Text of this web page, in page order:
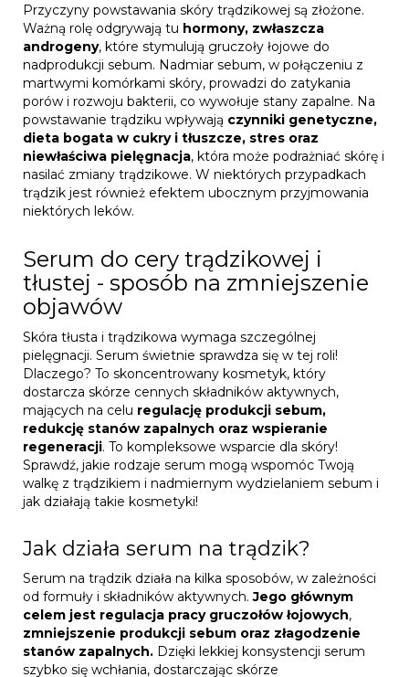
Przyczyny powstawania skóry trądzikowej są złożone.
Ważną rolę odgrywają tu hormony, zwłaszcza
androgeny, które stymulują gruczoły łojowe do
nadprodukcji sebum. Nadmiar sebum, w połączeniu z
martwymi komórkami skóry, prowadzi do zatykania
porów i rozwoju bakterii, co wywołuje stany zapalne. Na
powstawanie trądziku wpływają czynniki genetyczne,
dieta bogata w cukry i tłuszcze, stres oraz
niewłaściwa pielęgnacja, która może podrażniać skórę i
nasilać zmiany trądzikowe. W niektórych przypadkach
trądzik jest również efektem ubocznym przyjmowania
niektórych leków.
Serum do cery trądzikowej i
tłustej - sposób na zmniejszenie
objawów
Skóra tłusta i trądzikowa wymaga szczególnej
pielęgnacji. Serum świetnie sprawdza się w tej roli!
Dlaczego? To skoncentrowany kosmetyk, który
dostarcza skórze cennych składników aktywnych,
mających na celu regulację produkcji sebum,
redukcję stanów zapalnych oraz wspieranie
regeneracji. To kompleksowe wsparcie dla skóry!
Sprawdź, jakie rodzaje serum mogą wspomóc Twoją
walkę z trądzikiem i nadmiernym wydzielaniem sebum i
jak działają takie kosmetyki!
Jak działa serum na trądzik?
Serum na trądzik działa na kilka sposobów, w zależności
od formuły i składników aktywnych.Jego głównym
celem jest regulacja pracy gruczołów łojowych,
zmniejszenie produkcji sebum oraz złagodzenie
stanów zapalnych. Dzięki lekkiej konsystencji serum
szybko się wchłania, dostarczając skórze